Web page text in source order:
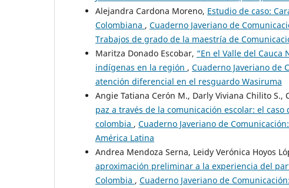
Alejandra Cardona Moreno, Estudio de caso:
Colombiana , Cuaderno Javeriano de
Trabajos de grado de la maestría de
Maritza Donado Escobar, “En el Valle del
indígenas en la región , Cuaderno Javeriano de
atención diferencial en el resguardo Wasiruma
Angie Tatiana Cerón M., Darly Viviana Chilito S.,
paz a través de la comunicación escolar: el
colombia , Cuaderno Javeriano de
América Latina
Andrea Mendoza Serna, Leidy Verónica Hoyos
aproximación preliminar a la experiencia del
Colombia , Cuaderno Javeriano de